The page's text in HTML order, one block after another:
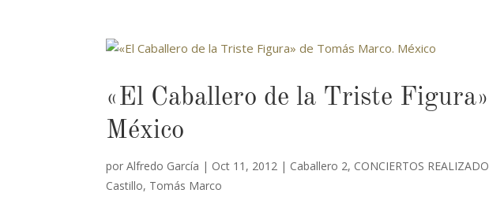
«El Caballero de la Triste
México
porAlfredo García | Oct 11, 2012 | Caballero 2, CONCIERTOS
Castillo, Tomás Marco